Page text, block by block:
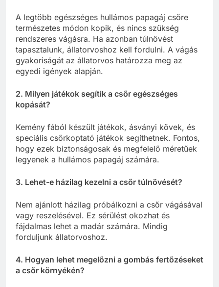
A legtöbb egészséges hullámos papagáj csőre
természetes módon kopik, és nincs szükség
rendszeres vágásra. Ha azonban túlnövést
tapasztalunk, állatorvoshoz kell fordulni. A vágás
gyakoriságát az állatorvos határozza meg az
egyedi igények alapján.
2. Milyen játékok segítik a csőr egészséges
kopását?
Kemény fából készült játékok, ásványi kövek, és
speciális csőrkoptató játékok segíthetnek. Fontos,
hogy ezek biztonságosak és megfelelő méretűek
legyenek a hullámos papagáj számára.
3. Lehet-e házilag kezelni a csőr túlnövését?
Nem ajánlott házilag próbálkozni a csőr vágásával
vagy reszelésével. Ez sérülést okozhat és
fájdalmas lehet a madár számára. Mindig
forduljunk állatorvoshoz.
4. Hogyan lehet megelőzni a gombás fertőzéseket
a csőr környékén?